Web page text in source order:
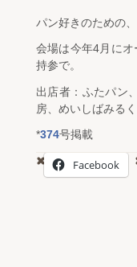
パン好きのための
会場は今年4月に
持参で。
出店者：ふたパン
房、めいしばみる
*374号掲載
Facebook